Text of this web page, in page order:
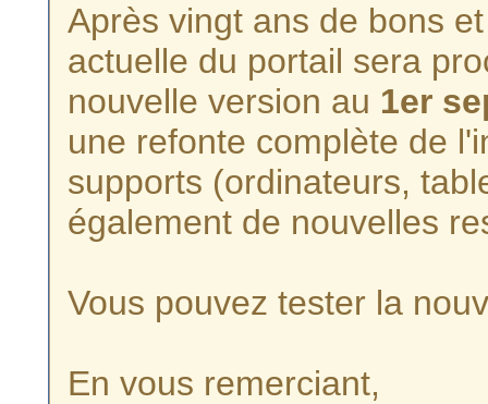
Après vingt ans de bons
actuelle du portail sera
nouvelle version au 1er
une refonte complète de
supports (ordinateurs,
également de nouvelles
Vous pouvez tester la
En vous remerciant,